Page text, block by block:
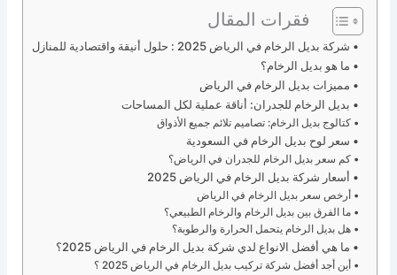
فقرات المقال
شركة بديل الرخام في الرياض 2025 : حلول أنيقة واقتصادية للمنازل
ما هو بديل الرخام؟
مميزات بديل الرخام في الرياض
بديل الرخام للجدران: أناقة عملية لكل المساحات
كتالوج بديل الرخام: تصاميم تلائم جميع الأذواق
سعر لوح بديل الرخام في السعودية
كم سعر بديل الرخام للجدران في الرياض؟
أسعار شركة بديل الرخام في الرياض 2025
أرخص سعر بديل الرخام في الرياض
ما الفرق بين بديل الرخام والرخام الطبيعي؟
هل بديل الرخام يتحمل الحرارة والرطوبة؟
ما هي أفضل الانواع لدي شركة بديل الرخام في الرياض 2025؟
أين أجد أفضل شركة تركيب بديل الرخام في الرياض 2025 ؟